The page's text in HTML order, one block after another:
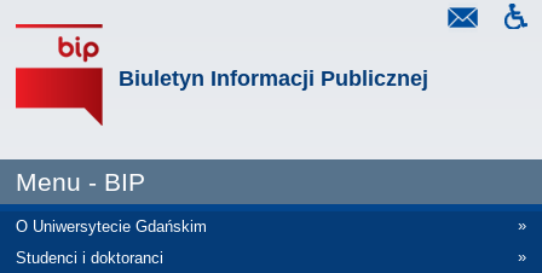
Biuletyn Informacji Publicznej
Menu - BIP
O Uniwersytecie Gdańskim
»
Studenci i doktoranci
»